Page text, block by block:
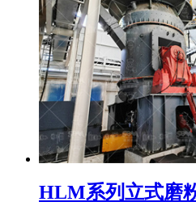
HLM系列立式磨